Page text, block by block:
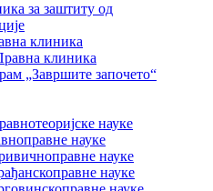
за заштиту од
клиника
клиника
„Завршите започето“
науке
науке
науке
науке